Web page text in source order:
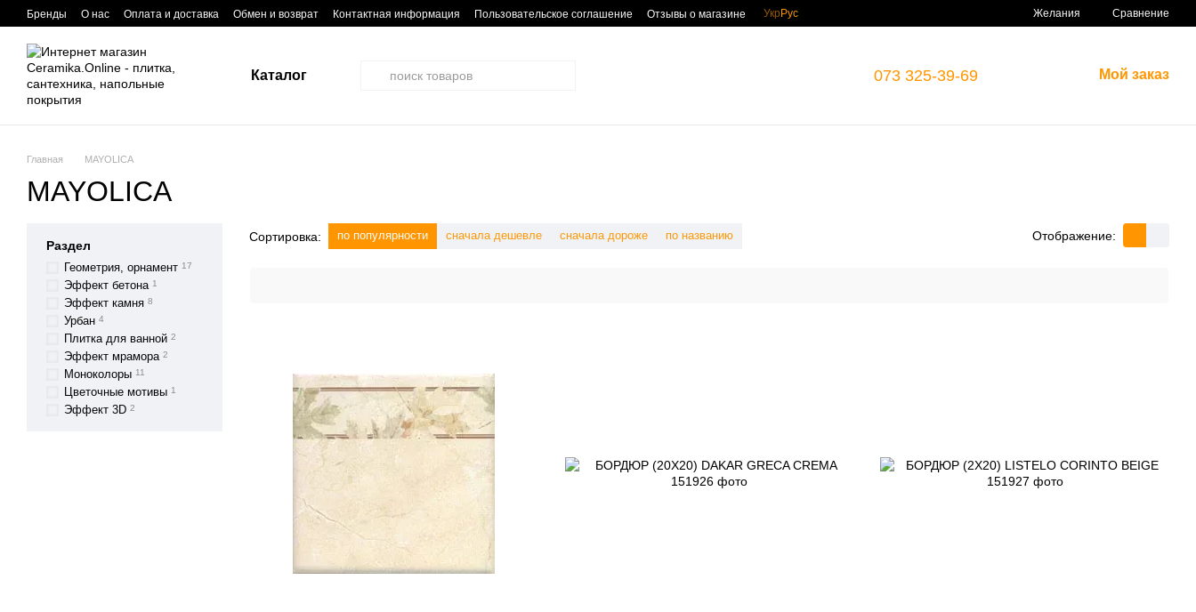
Перейти к основному контенту
Бренды О нас Оплата и доставка Обмен и возврат Контактная информация Пользовательское соглашение Отзывы о магазине Укр Рус Желания Сравнение
Каталог 073 325-39-69 Мой заказ
Главная MAYOLICA
MAYOLICA
Сортировка: по популярности сначала дешевле сначала дороже по названию Отображение:
Раздел
Геометрия, орнамент 17
Эффект бетона 1
Эффект камня 8
Урбан 4
Плитка для ванной 2
Эффект мрамора 2
Моноколоры 11
Цветочные мотивы 1
Эффект 3D 2